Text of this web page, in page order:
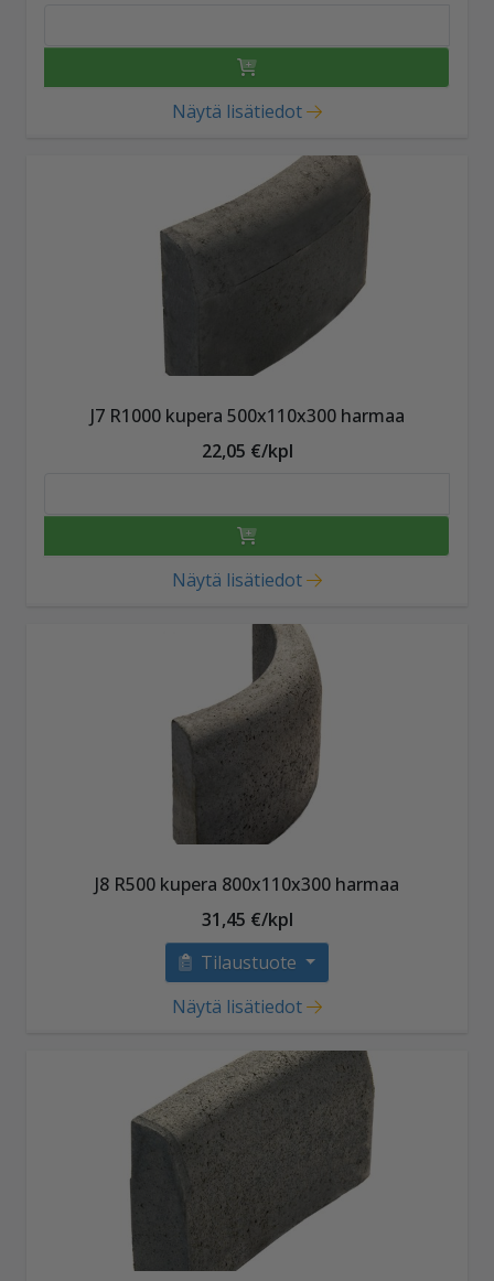
Näytä lisätiedot
J7 R1000 kupera 500x110x300 harmaa
22,05 €/kpl
Näytä lisätiedot
J8 R500 kupera 800x110x300 harmaa
31,45 €/kpl
Tilaustuote
Näytä lisätiedot